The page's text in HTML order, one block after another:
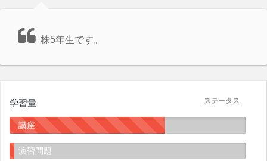
株5年生です。
ステータス
学習量
講座
演習問題